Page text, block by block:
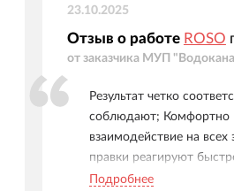
23.10.2025
Отзыв о работе ROSO
от заказчика МУП
Результат четко
соблюдают; Комфортно
взаимодействие на
правки реагируют
одной волне" с
Подробнее